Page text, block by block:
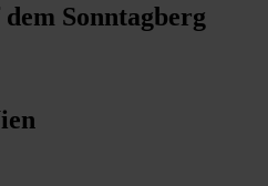
Sonntagberg